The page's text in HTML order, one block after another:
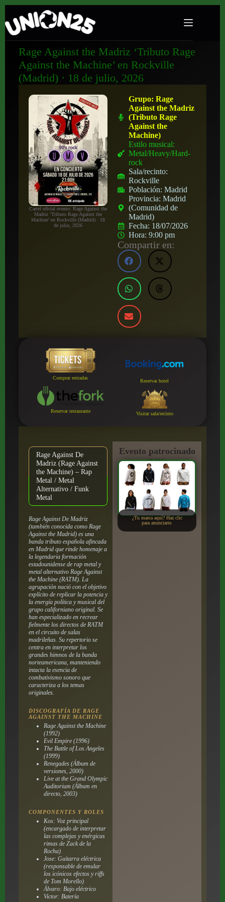
Rage Against the Madriz ‘Tributo Rage
Against the Machine’ en Rockville
(Madrid) · 18 de julio, 2026
Cartel oficial evento: Rage Against the
Madriz ‘Tributo Rage Against the
Machine’ en Rockville (Madrid) · 18
de julio, 2026
Grupo:Rage
Against the Madriz
(Tributo Rage
Against the
Machine)
Estilo musical:
Metal/Heavy/Hard-
rock
Sala/recinto:
Rockville
Población:Madrid
Provincia:Madrid
(Comunidad de
Madrid)
Fecha: 18/07/2026
Hora:9:00 pm
Compartir en:
Comprar entradas
Reservar hotel
Reservar restaurante Visitar sala/recinto
Rage Against De
Madriz (Rage Against
the Machine) – Rap
Metal / Metal
Alternativo / Funk
Metal
Rage Against De Madriz
(también conocida como Rage
Against the Madrid) es una
banda tributo española afincada
en Madrid que rinde homenaje a
la legendaria formación
estadounidense de rap metal y
metal alternativo Rage Against
the Machine (RATM). La
agrupación nació con el objetivo
explícito de replicar la potencia y
la energía política y musical del
grupo californiano original. Se
han especializado en recrear
fielmente los directos de RATM
en el circuito de salas
madrileñas. Su repertorio se
centra en interpretar los
grandes himnos de la banda
norteamericana, manteniendo
intacta la esencia de
combativismo sonoro que
caracteriza a los temas
originales.
DISCOGRAFÍA DE RAGE
AGAINST THE MACHINE
Rage Against the Machine
(1992)
Evil Empire (1996)
The Battle of Los Angeles
(1999)
Renegades (Álbum de
versiones, 2000)
Live at the Grand Olympic
Auditorium (Álbum en
directo, 2003)
COMPONENTES Y ROLES
Kos: Voz principal
(encargado de interpretar
las complejas y enérgicas
rimas de Zack de la
Rocha)
Jose: Guitarra eléctrica
(responsable de emular
los icónicos efectos y riffs
de Tom Morello)
Álvaro: Bajo eléctrico
Victor: Batería
Evento patrocinado
por:
¿Tu marca aquí? Haz clic
para anunciarte.